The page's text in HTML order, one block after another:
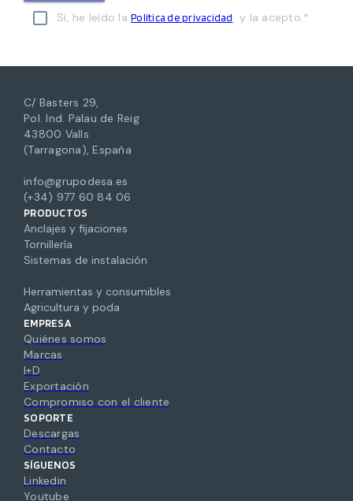
Sí, he leído la Política de privacidad y la acepto.*
C/ Basters 29,
Pol. Ind. Palau de Reig
43800 Valls
(Tarragona), España
info@grupodesa.es
(+34) 977 60 84 06
PRODUCTOS
Anclajes y fijaciones
Tornillería
Sistemas de instalación
Herramientas y consumibles
Agricultura y poda
EMPRESA
Quiénes somos
Marcas
I+D
Exportación
Compromiso con el cliente
SOPORTE
Descargas
Contacto
SÍGUENOS
Linkedin
Youtube